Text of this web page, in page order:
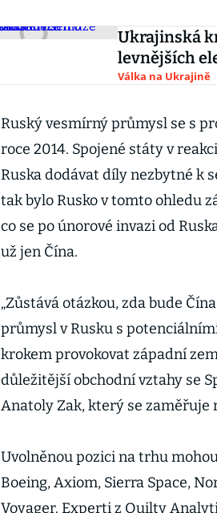
Ukrajinská
levnějších
Válka na Ukrajině
Ruský vesmírný průmysl se s
roce 2014. Spojené státy v
Ruska dodávat díly nezbytné k
tak bylo Rusko v tomto ohledu
co se po únorové invazi od
už jen Čína.
„Zůstává otázkou, zda bude
průmysl v Rusku s
krokem provokovat západní
důležitější obchodní vztahy se
Anatoly Zak, který se zaměřuje
Uvolněnou pozici na trhu
Boeing, Axiom, Sierra Space,
Voyager. Experti z Quilty